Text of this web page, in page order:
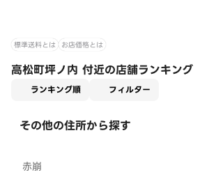
標準送料とは お店価格とは
高松町坪ノ内 付近の店舗ランキング
ランキング順 フィルター
その他の住所から探す
赤崩